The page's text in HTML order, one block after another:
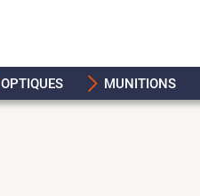
OPTIQUES MUNITIONS